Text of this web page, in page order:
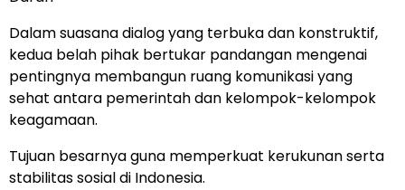
Dalam suasana dialog yang terbuka dan konstruktif,
kedua belah pihak bertukar pandangan mengenai
pentingnya membangun ruang komunikasi yang
sehat antara pemerintah dan kelompok-kelompok
keagamaan.
Tujuan besarnya guna memperkuat kerukunan serta
stabilitas sosial di Indonesia.